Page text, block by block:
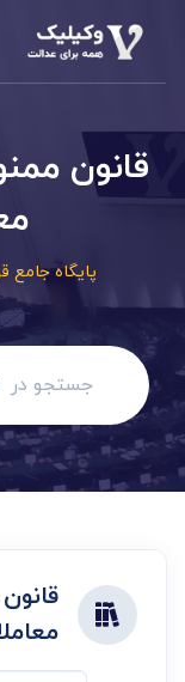
قانون
پایگاه جامع